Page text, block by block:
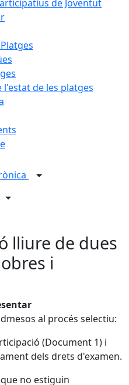
de Joventut
de les platges
lliure de dues
i
al procés selectiu:
(Document 1) i
dels drets d'examen.
no estiguin